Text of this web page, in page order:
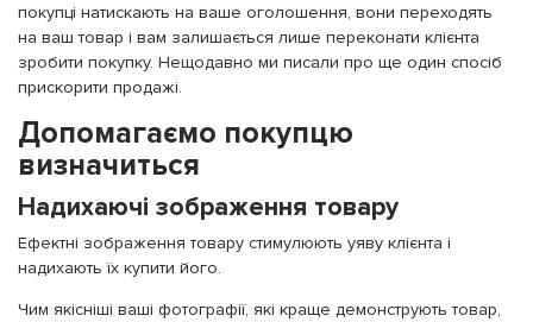
покупці натискають на ваше оголошення, вони переходять
на ваш товар і вам залишається лише переконати клієнта
зробити покупку. Нещодавно ми писали про ще один спосіб
прискорити продажі.
Допомагаємо покупцю
визначиться
Надихаючі зображення товару
Ефектні зображення товару стимулюють уяву клієнта і
надихають їх купити його.
Чим якісніші ваші фотографії, які краще демонструють товар,